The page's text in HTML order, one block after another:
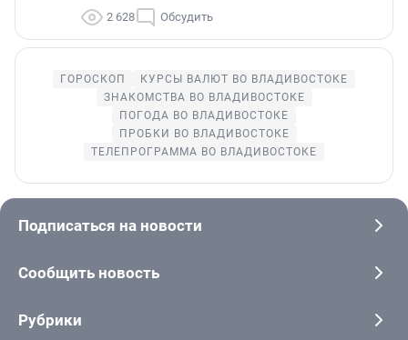
2 628 Обсудить
ГОРОСКОП
КУРСЫ ВАЛЮТ ВО ВЛАДИВОСТОКЕ
ЗНАКОМСТВА ВО ВЛАДИВОСТОКЕ
ПОГОДА ВО ВЛАДИВОСТОКЕ
ПРОБКИ ВО ВЛАДИВОСТОКЕ
ТЕЛЕПРОГРАММА ВО ВЛАДИВОСТОКЕ
Подписаться на новости
Сообщить новость
Рубрики